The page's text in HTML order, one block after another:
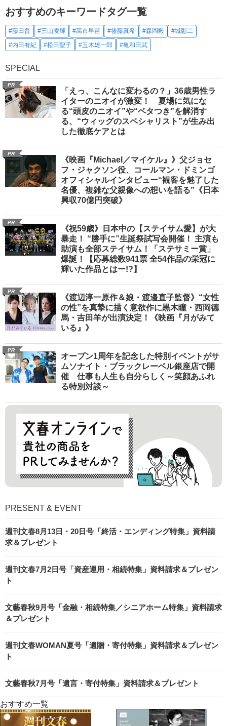
おすすめのキーワードタグ一覧
#藤田晋 #三山凌輝 #高市早苗 #後藤真希 #森岡毅
#城彰二
#内田有紀
#松田聖子 #玉木雄一郎 #亀和田武
SPECIAL
PR
「えっ、こんなに変わるの？」36歳男性ラ
イターのニオイが激変！ 夏場に気にな
る“頭皮のニオイ”や“ベタつき”を解消す
る、“ウィッグのスペシャリスト”が生み出
した徹底ケアとは
PR
《映画『Michael／マイケル』》父ジョセ
フ・ジャクソン役、コールマン・ドミンゴ
オフィシャルインタビュー“観客を魅了した
名優、複雑な父親像への想いを語る”《日本
興収70億円突破》
PR
《祝59歳》日本中の【ステイサム愛】が大
暴走！ “勝手に”生誕祭試写会開催！ 主演も
助演も全部ステイサム！「ステサミー賞」
爆誕！【応募総数941票 全54作品の栄冠に
輝いた作品とはー!?】
PR
《渡辺淳一原作＆娘・渡邉直子監督》“女性
の性”を真摯に描く意欲作に黒木瞳・西岡德
馬・吉田羊が出演決定！《映画『月がみて
いる』》
PR
オープン1周年を記念した特別イベントがサ
ムソナイト・ブラックレーベル銀座店で開
催 仕事も人生も自分らしく～笑顔あふれ
る特別対談～
PRESENT & EVENT
週刊文春8月13日・20日号「終活・エンディング特集」資料請
求＆プレゼント
週刊文春7月2日号「資産運用・相続特集」資料請求＆プレゼン
ト
文藝春秋9月号「金融・相続特集／シニアホーム特集」資料請求
＆プレゼント
週刊文春WOMAN夏号「遺贈・寄付特集」資料請求＆プレゼン
ト
文藝春秋7月号「遺言・寄付特集」資料請求＆プレゼント
おすすめ一覧